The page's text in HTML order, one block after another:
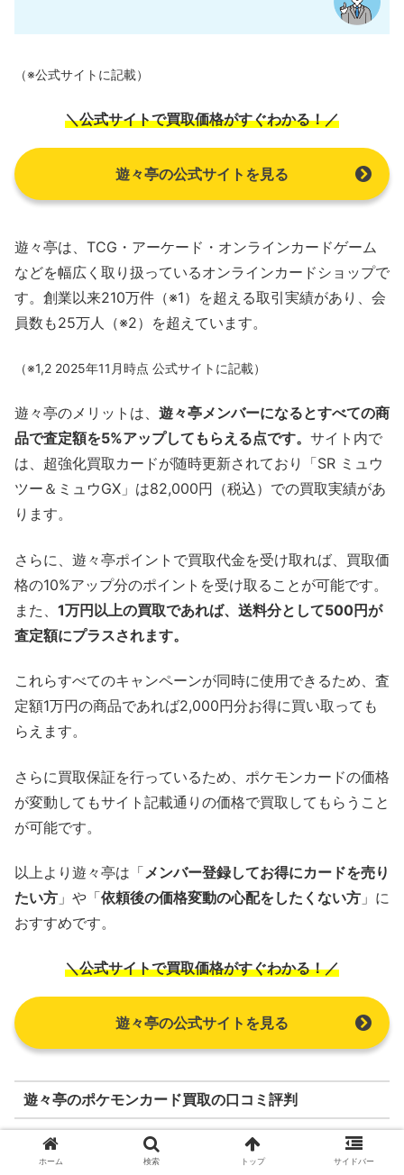
（※公式サイトに記載）
＼公式サイトで買取価格がすぐわかる！／
遊々亭の公式サイトを見る
遊々亭は、TCG・アーケード・オンラインカードゲーム
などを幅広く取り扱っているオンラインカードショップで
す。創業以来210万件（※1）を超える取引実績があり、会
員数も25万人（※2）を超えています。
（※1,2 2025年11月時点 公式サイトに記載）
遊々亭のメリットは、 遊々亭メンバーになるとすべての商
品で査定額を5%アップしてもらえる点です。 サイト内で
は、超強化買取カードが随時更新されており「SR ミュウ
ツー＆ミュウGX」は82,000円（税込）での買取実績があ
ります。
さらに、遊々亭ポイントで買取代金を受け取れば、買取価
格の10%アップ分のポイントを受け取ることが可能です。
また、 1万円以上の買取であれば、送料分として500円が
査定額にプラスされます。
これらすべてのキャンペーンが同時に使用できるため、査
定額1万円の商品であれば2,000円分お得に買い取っても
らえます。
さらに買取保証を行っているため、ポケモンカードの価格
が変動してもサイト記載通りの価格で買取してもらうこと
が可能です。
以上より遊々亭は「 メンバー登録してお得にカードを売り
たい方 」や「依頼後の価格変動の心配をしたくない方 」に
おすすめです。
＼公式サイトで買取価格がすぐわかる！／
遊々亭の公式サイトを見る
遊々亭のポケモンカード買取の口コミ評判
ホーム 検索 トップ サイドバー